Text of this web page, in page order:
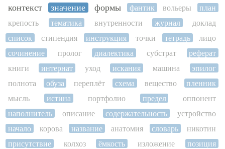
контекст
значение формы фантик вольеры
план
крепость
тематика внутренности журнал
доклад
список
стипендия инструкция точки тетрадь
лицо
сочинение
пролог диалектика субстрат
реферат
книги
интернат уход искания машина
эпилог
полнота
обуза переплёт схема вещество
пленник
мысль
истина портфолио предел
оппонент
наполнитель
описание содержательность
устройство
начало
корова название анатомия словарь
никотин
присутствие
колхоз ёмкость изложение
позиция